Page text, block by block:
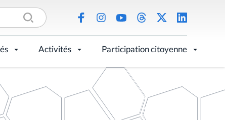
Activités Participation citoyenne